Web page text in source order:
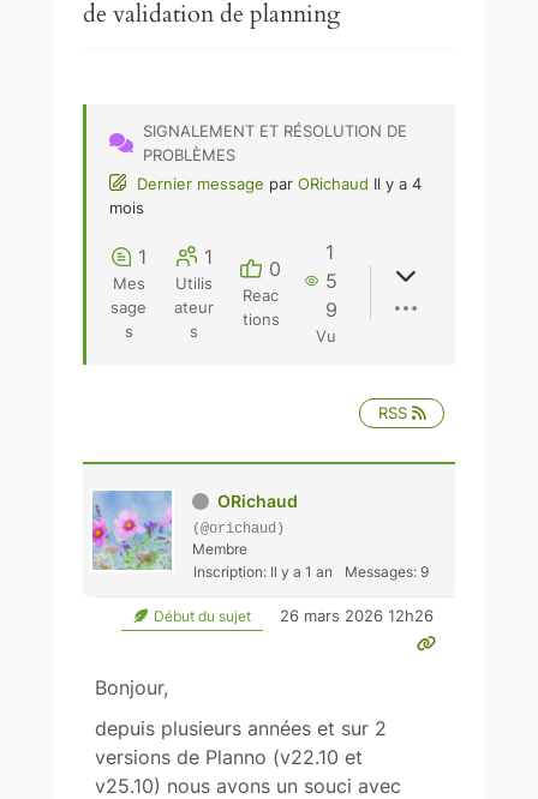
de validation de planning
SIGNALEMENT ET RÉSOLUTION DE
PROBLÈMES
Dernier message par ORichaud Il y a 4
mois
1
Mes
sage
s
1
Utilis
ateur
s
0
Reac
tions
1
5
9
Vu
RSS
ORichaud
(@orichaud)
Membre
Inscription: Il y a 1 an
Messages: 9
Début du sujet 26 mars 2026 12h26
Bonjour,
depuis plusieurs années et sur 2
versions de Planno (v22.10 et
v25.10) nous avons un souci avec